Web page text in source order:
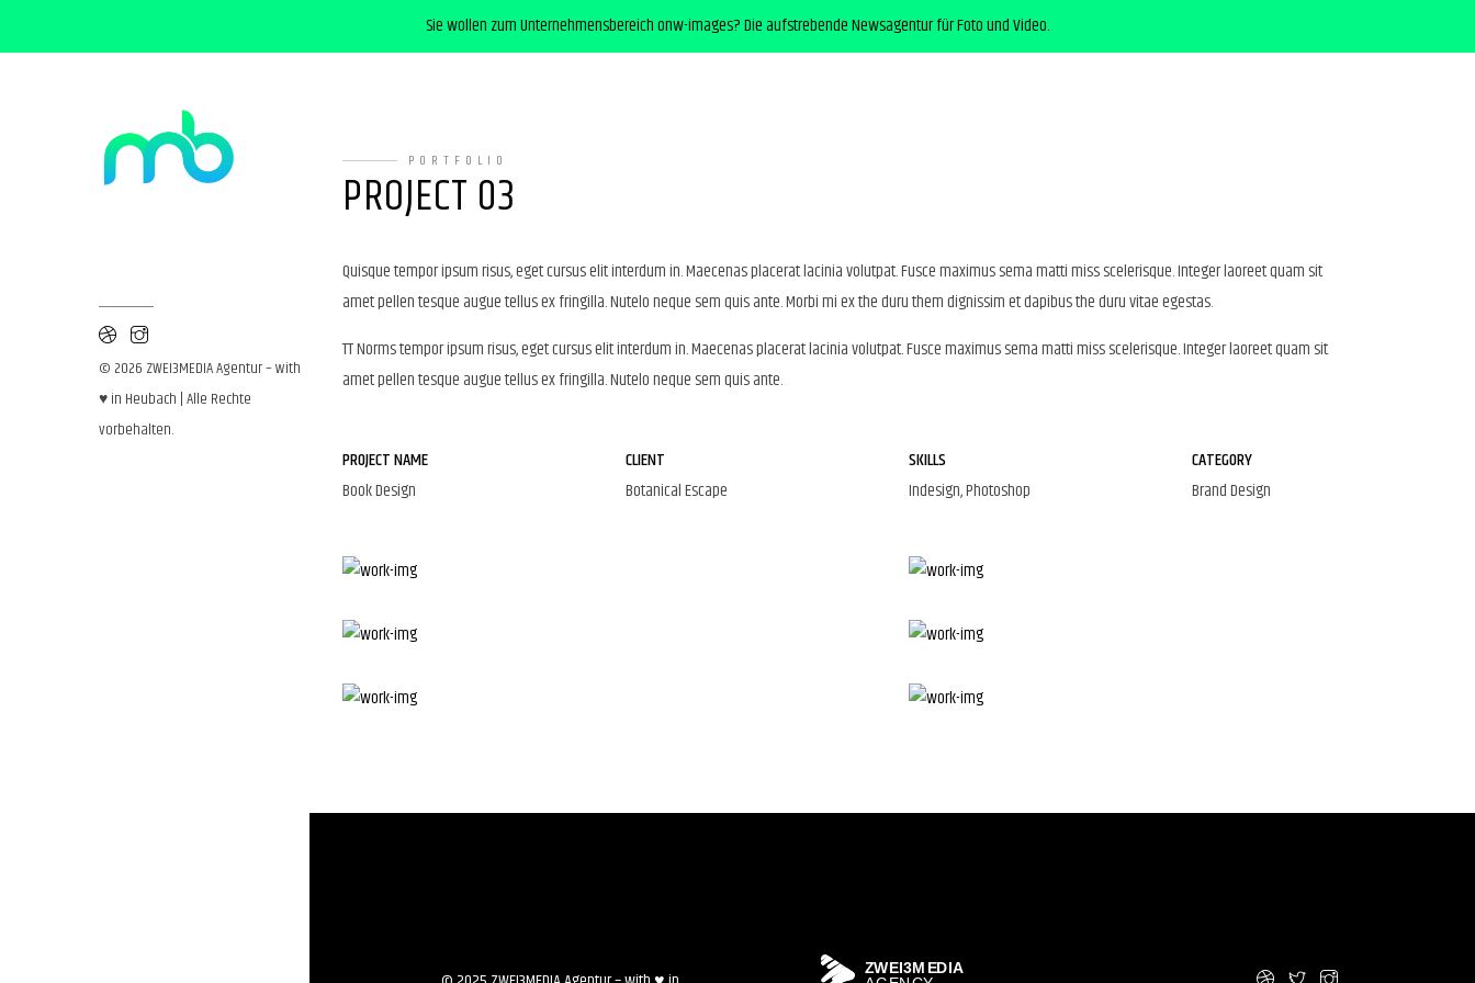
Sie wollen zum Unternehmensbereich onw-images? Die aufstrebende Newsagentur für Foto und Video.
© 2026 ZWEI3MEDIA Agentur – with
♥ in Heubach | Alle Rechte
vorbehalten.
PORTFOLIO
PROJECT 03
Quisque tempor ipsum risus, eget cursus elit interdum in. Maecenas placerat lacinia volutpat. Fusce maximus sema matti miss scelerisque. Integer laoreet quam sit
amet pellen tesque augue tellus ex fringilla. Nutelo neque sem quis ante. Morbi mi ex the duru them dignissim et dapibus the duru vitae egestas.
TT Norms tempor ipsum risus, eget cursus elit interdum in. Maecenas placerat lacinia volutpat. Fusce maximus sema matti miss scelerisque. Integer laoreet quam sit
amet pellen tesque augue tellus ex fringilla. Nutelo neque sem quis ante.
PROJECT NAME
Book Design
CLIENT
Botanical Escape
SKILLS
Indesign, Photoshop
CATEGORY
Brand Design